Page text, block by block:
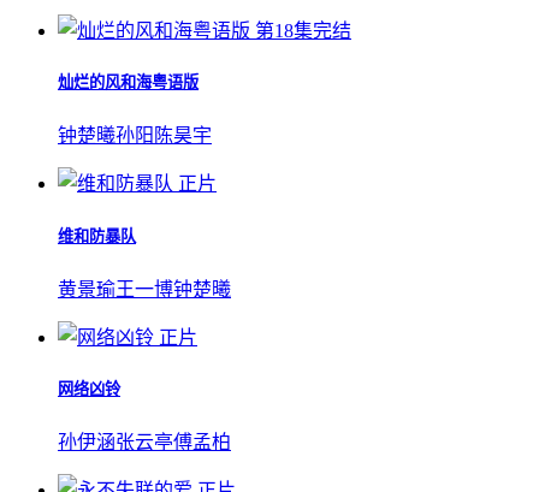
第18集完结
灿烂的风和海粤语版
钟楚曦孙阳 陈昊宇
正片
维和防暴队
黄景瑜王一博钟楚曦
正片
网络凶铃
孙伊涵张云亭傅孟柏